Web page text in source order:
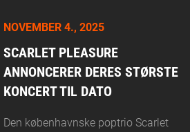
NOVEMBER 4., 2025
SCARLET PLEASURE
ANNONCERER DERES STØRSTE
KONCERT TIL DATO
Den københavnske poptrio Scarlet